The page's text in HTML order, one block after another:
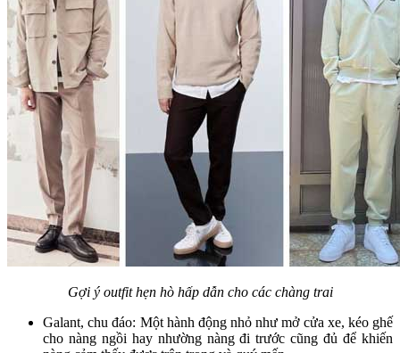
Gợi ý outfit hẹn hò hấp dẫn cho các chàng trai
Galant, chu đáo: Một hành động nhỏ như mở cửa xe, kéo ghế
cho nàng ngồi hay nhường nàng đi trước cũng đủ để khiến